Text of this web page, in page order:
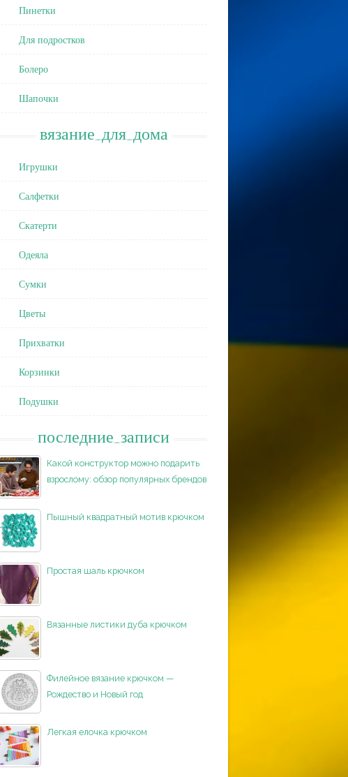
Пинетки
Для подростков
Болеро
Шапочки
вязание_для_дома
Игрушки
Салфетки
Скатерти
Одеяла
Сумки
Цветы
Прихватки
Корзинки
Подушки
последние_записи
Какой конструктор можно подарить
взрослому: обзор популярных брендов
Пышный квадратный мотив крючком
Простая шаль крючком
Вязанные листики дуба крючком
Филейное вязание крючком —
Рождество и Новый год
Легкая елочка крючком